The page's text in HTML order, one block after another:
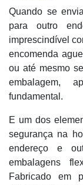
Quando se
para outro
imprescindível
encomenda
ou até mesmo
embalagem,
fundamental.
E um dos
segurança na
endereço e
embalagens
Fabricado em